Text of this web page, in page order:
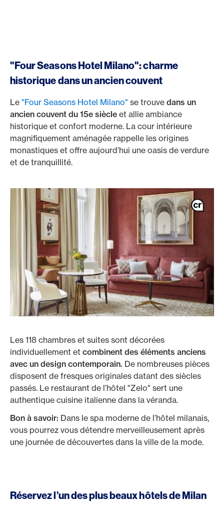
"Four Seasons Hotel Milano": charme
historique dans un ancien couvent
Le "Four Seasons Hotel Milano" se trouve dans un
ancien couvent du 15e siècle et allie ambiance
historique et confort moderne. La cour intérieure
magnifiquement aménagée rappelle les origines
monastiques et offre aujourd’hui une oasis de verdure
et de tranquillité.
Les 118 chambres et suites sont décorées
individuellement et combinent des éléments anciens
avec un design contemporain. De nombreuses pièces
disposent de fresques originales datant des siècles
passés. Le restaurant de l’hôtel "Zelo" sert une
authentique cuisine italienne dans la véranda.
Bon à savoir: Dans le spa moderne de l’hôtel milanais,
vous pourrez vous détendre merveilleusement après
une journée de découvertes dans la ville de la mode.
Réservez l’un des plus beaux hôtels de Milan